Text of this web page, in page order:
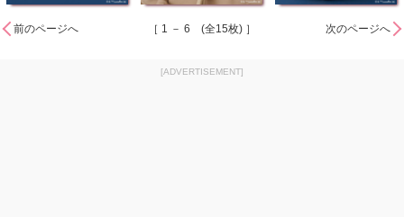
前のページへ ［ 1 － 6 (全15枚) ］ 次のページへ
[ADVERTISEMENT]